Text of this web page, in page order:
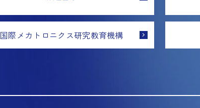
国際メカトロニクス研究教育機構